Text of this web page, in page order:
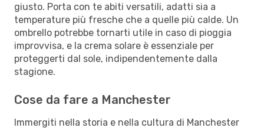
giusto. Porta con te abiti versatili, adatti sia a
temperature più fresche che a quelle più calde. Un
ombrello potrebbe tornarti utile in caso di pioggia
improvvisa, e la crema solare è essenziale per
proteggerti dal sole, indipendentemente dalla
stagione.
Cose da fare a Manchester
Immergiti nella storia e nella cultura di Manchester